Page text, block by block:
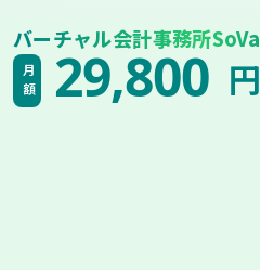
バーチャル会計事務所SoVa
月額 29,800 円